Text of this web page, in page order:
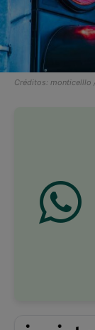
Créditos: monticelllo